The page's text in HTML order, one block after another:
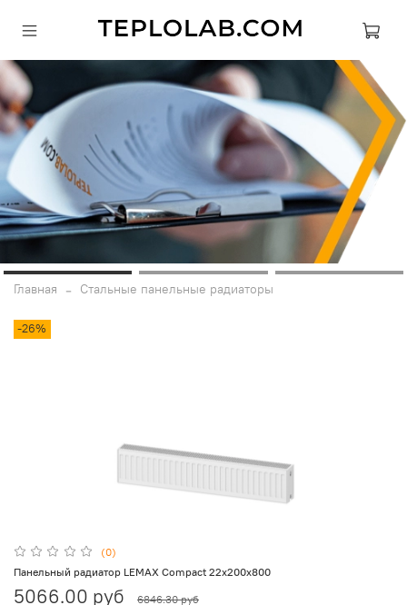
Главная Стальные панельные радиаторы
-26%
(0)
Панельный радиатор LEMAX Compact 22х200х800
5066.00 руб 6846.30 руб